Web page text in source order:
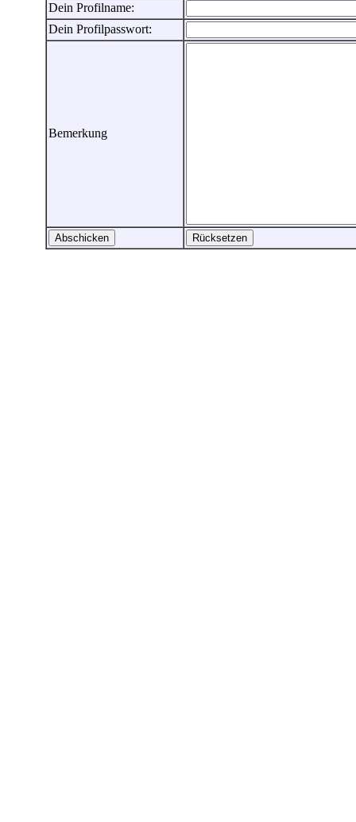
Dein Profilname:
Dein Profilpasswort:
Bemerkung